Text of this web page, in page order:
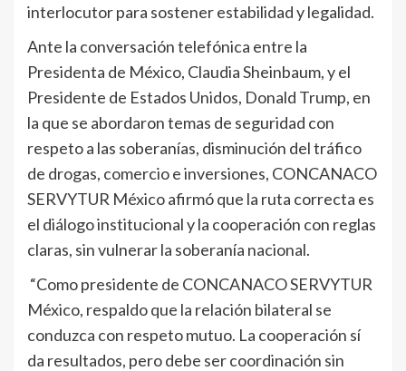
interlocutor para sostener estabilidad y legalidad.
Ante la conversación telefónica entre la
Presidenta de México, Claudia Sheinbaum, y el
Presidente de Estados Unidos, Donald Trump, en
la que se abordaron temas de seguridad con
respeto a las soberanías, disminución del tráfico
de drogas, comercio e inversiones, CONCANACO
SERVYTUR México afirmó que la ruta correcta es
el diálogo institucional y la cooperación con reglas
claras, sin vulnerar la soberanía nacional.
“Como presidente de CONCANACO SERVYTUR
México, respaldo que la relación bilateral se
conduzca con respeto mutuo. La cooperación sí
da resultados, pero debe ser coordinación sin